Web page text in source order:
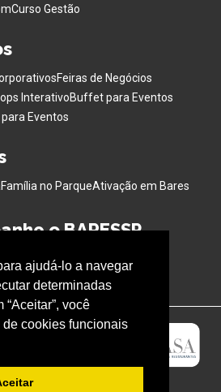
ajudá-lo a navegar
determinadas
você
cookies funcionais
Curso Gestão
Feiras de Negócios
InterativoBuffet para Eventos
Eventos
Família no ParqueAtivação em Bares
o BARESSP